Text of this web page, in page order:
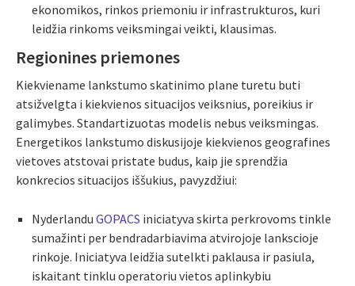
ekonomikos, rinkos priemoniu ir infrastrukturos, kuri
leidžia rinkoms veiksmingai veikti, klausimas.
Regionines priemones
Kiekviename lankstumo skatinimo plane turetu buti
atsižvelgta i kiekvienos situacijos veiksnius, poreikius ir
galimybes. Standartizuotas modelis nebus veiksmingas.
Energetikos lankstumo diskusijoje kiekvienos geografines
vietoves atstovai pristate budus, kaip jie sprendžia
konkrecios situacijos iššukius, pavyzdžiui:
Nyderlandu GOPACS iniciatyva skirta perkrovoms tinkle
sumažinti per bendradarbiavima atvirojoje lankscioje
rinkoje. Iniciatyva leidžia sutelkti paklausa ir pasiula,
iskaitant tinklu operatoriu vietos aplinkybiu